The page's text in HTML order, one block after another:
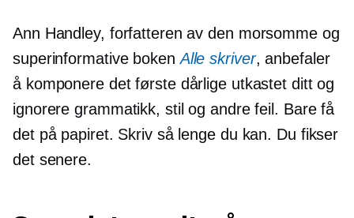
Ann Handley, forfatteren av den morsomme og
superinformative bokenAlle skriver, anbefaler
å komponere det første dårlige utkastet ditt og
ignorere grammatikk, stil og andre feil. Bare få
det på papiret. Skriv så lenge du kan. Du fikser
det senere.